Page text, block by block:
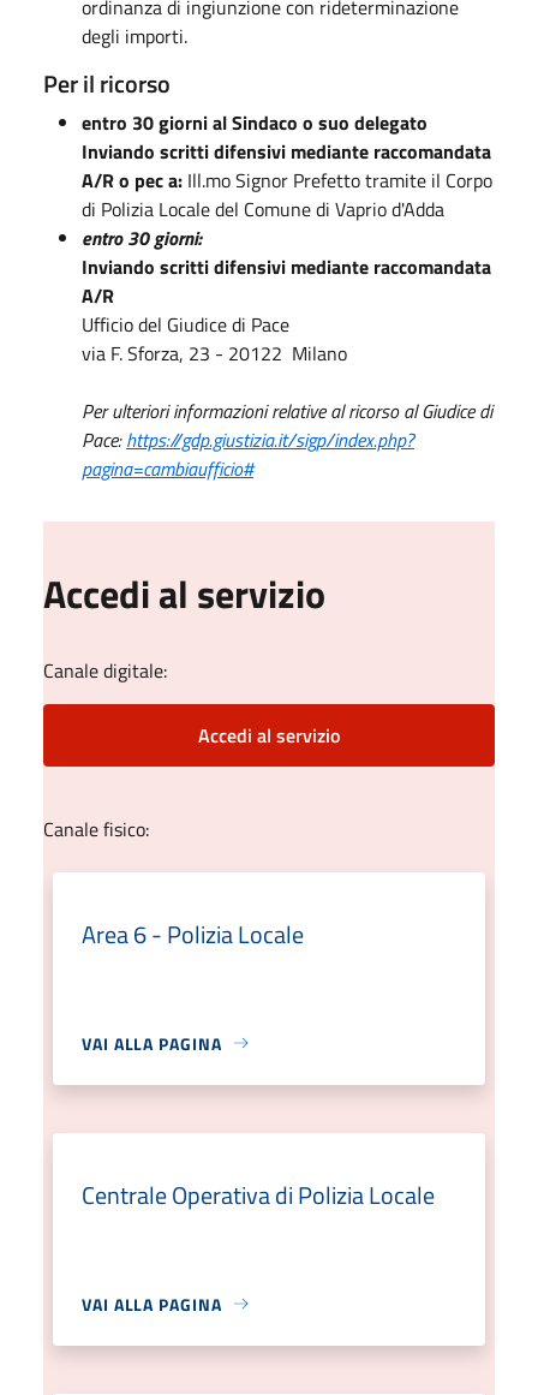
ordinanza di ingiunzione con rideterminazione
degli importi.
Per il ricorso
entro 30 giorni al Sindaco o suo delegato
Inviando scritti difensivi mediante raccomandata
A/R o pec a: Ill.mo Signor Prefetto tramite il Corpo
di Polizia Locale del Comune di Vaprio d'Adda
entro 30 giorni:
Inviando scritti difensivi mediante raccomandata
A/R
Ufficio del Giudice di Pace
via F. Sforza, 23 - 20122 Milano
Per ulteriori informazioni relative al ricorso al Giudice di
Pace:https://gdp.giustizia.it/sigp/index.php?
pagina=cambiaufficio#
Accedi al servizio
Canale digitale:
Accedi al servizio
Canale fisico:
Area 6 - Polizia Locale
VAI ALLA PAGINA
Centrale Operativa di Polizia Locale
VAI ALLA PAGINA